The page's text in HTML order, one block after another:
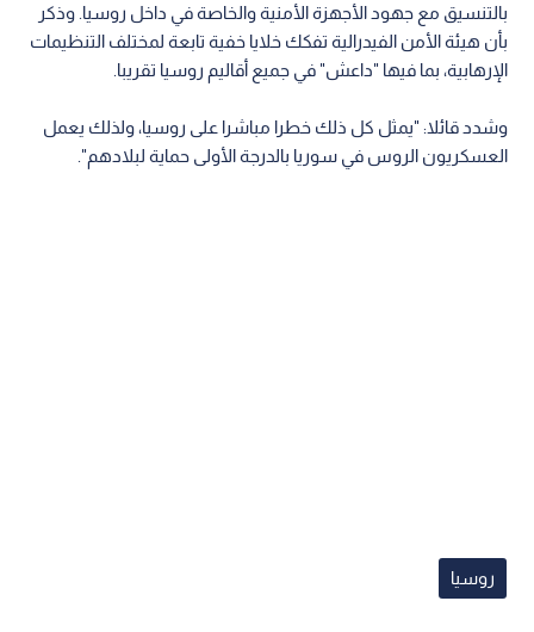
بالتنسيق مع جهود الأجهزة الأمنية والخاصة في داخل روسيا. وذكر
بأن هيئة الأمن الفيدرالية تفكك خلايا خفية تابعة لمختلف التنظيمات
الإرهابية، بما فيها "داعش" في جميع أقاليم روسيا تقريبا.
وشدد قائلا: "يمثل كل ذلك خطرا مباشرا على روسيا، ولذلك يعمل
العسكريون الروس في سوريا بالدرجة الأولى حماية لبلادهم".
روسيا